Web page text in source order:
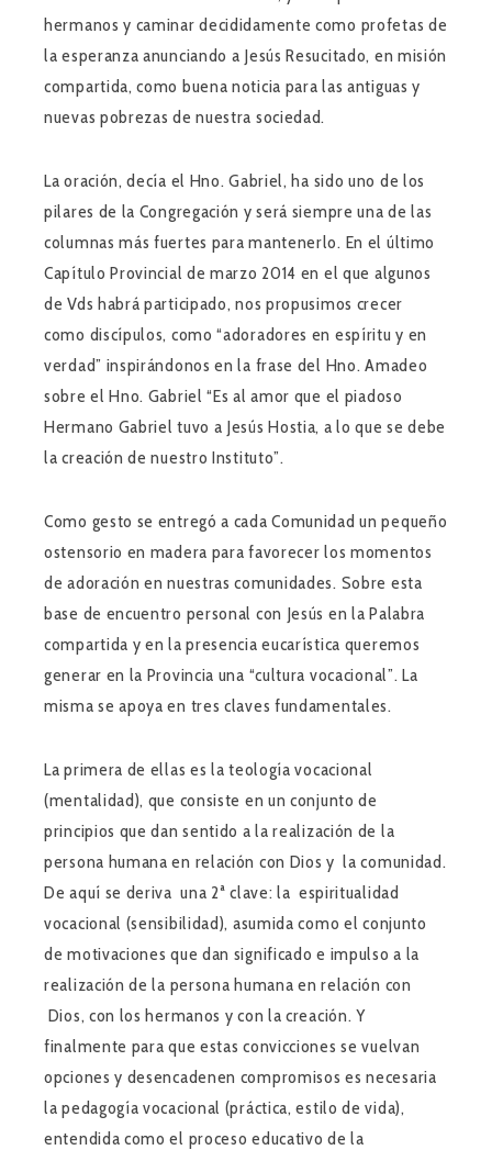
hermanos y caminar decididamente como profetas de
la esperanza anunciando a Jesús Resucitado, en misión
compartida, como buena noticia para las antiguas y
nuevas pobrezas de nuestra sociedad.
La oración, decía el Hno. Gabriel, ha sido uno de los
pilares de la Congregación y será siempre una de las
columnas más fuertes para mantenerlo. En el último
Capítulo Provincial de marzo 2014 en el que algunos
de Vds habrá participado, nos propusimos crecer
como discípulos, como “adoradores en espíritu y en
verdad” inspirándonos en la frase del Hno. Amadeo
sobre el Hno. Gabriel “Es al amor que el piadoso
Hermano Gabriel tuvo a Jesús Hostia, a lo que se debe
la creación de nuestro Instituto”.
Como gesto se entregó a cada Comunidad un pequeño
ostensorio en madera para favorecer los momentos
de adoración en nuestras comunidades. Sobre esta
base de encuentro personal con Jesús en la Palabra
compartida y en la presencia eucarística queremos
generar en la Provincia una “cultura vocacional”. La
misma se apoya en tres claves fundamentales.
La primera de ellas es la teología vocacional
(mentalidad), que consiste en un conjunto de
principios que dan sentido a la realización de la
persona humana en relación con Dios y la comunidad.
De aquí se deriva una 2ª clave: la espiritualidad
vocacional (sensibilidad), asumida como el conjunto
de motivaciones que dan significado e impulso a la
realización de la persona humana en relación con
Dios, con los hermanos y con la creación. Y
finalmente para que estas convicciones se vuelvan
opciones y desencadenen compromisos es necesaria
la pedagogía vocacional (práctica, estilo de vida),
entendida como el proceso educativo de la